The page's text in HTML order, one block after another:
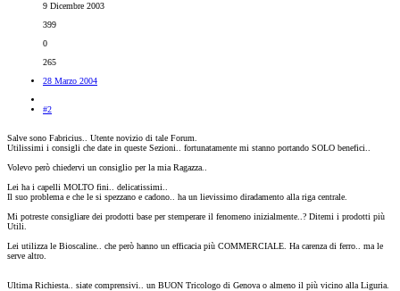
9 Dicembre 2003
399
0
265
28 Marzo 2004
#2
Salve sono Fabricius.. Utente novizio di tale Forum.
Utilissimi i consigli che date in queste Sezioni.. fortunatamente mi stanno portando SOLO benefici..
Volevo però chiedervi un consiglio per la mia Ragazza..
Lei ha i capelli MOLTO fini.. delicatissimi..
Il suo problema e che le si spezzano e cadono.. ha un lievissimo diradamento alla riga centrale.
Mi potreste consigliare dei prodotti base per stemperare il fenomeno inizialmente..? Ditemi i prodotti più
Utili.
Lei utilizza le Bioscaline.. che però hanno un efficacia più COMMERCIALE. Ha carenza di ferro.. ma le
serve altro.
Ultima Richiesta.. siate comprensivi.. un BUON Tricologo di Genova o almeno il più vicino alla Liguria.